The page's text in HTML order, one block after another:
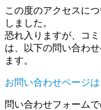
この度のアクセスに
しました。
恐れ入りますが、コ
は、以下の問い合わ
ます。
お問い合わせページ
問い合わせフォーム